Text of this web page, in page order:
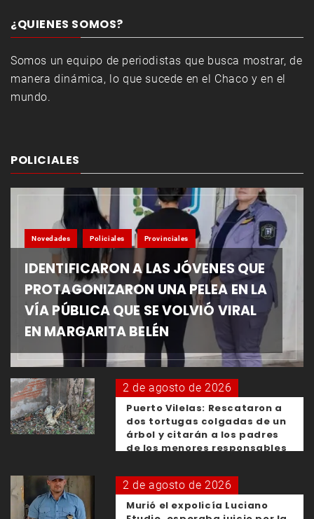
¿QUIENES SOMOS?
Somos un equipo de periodistas que busca mostrar, de
manera dinámica, lo que sucede en el Chaco y en el
mundo.
POLICIALES
Novedades Policiales Provinciales
IDENTIFICARON A LAS JÓVENES QUE
PROTAGONIZARON UNA PELEA EN LA
VÍA PÚBLICA QUE SE VOLVIÓ VIRAL
EN MARGARITA BELÉN
2 de agosto de 2026
Puerto Vilelas: Rescataron a
dos tortugas colgadas de un
árbol y citarán a los padres
de los menores responsables
2 de agosto de 2026
Murió el expolicía Luciano